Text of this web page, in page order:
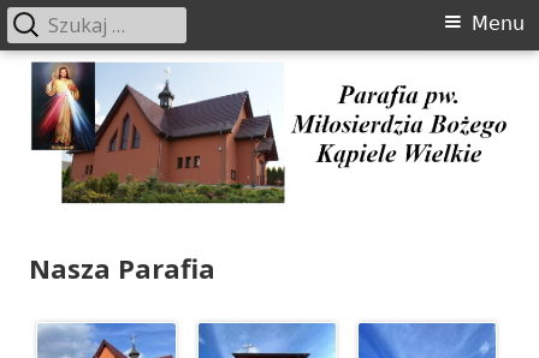
Przeskocz
treści
Kąpiele Wielkie
Menu
główne
Menu
Szukaj:
Nasza Parafia